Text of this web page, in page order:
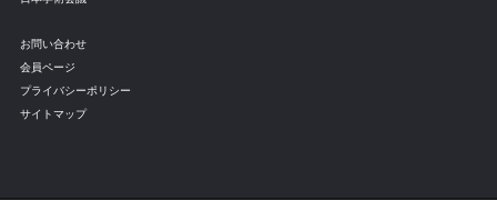
お問い合わせ
会員ページ
プライバシーポリシー
サイトマップ